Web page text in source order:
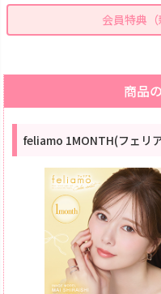
会員特典
商品
feliamo 1MONTH(フェリ